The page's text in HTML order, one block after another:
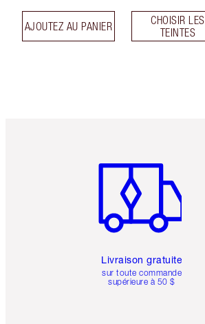
AJOUTEZ AU PANIER
CHOISIR LES
TEINTES
Livraison gratuite
sur toute commande
supérieure à 50 $